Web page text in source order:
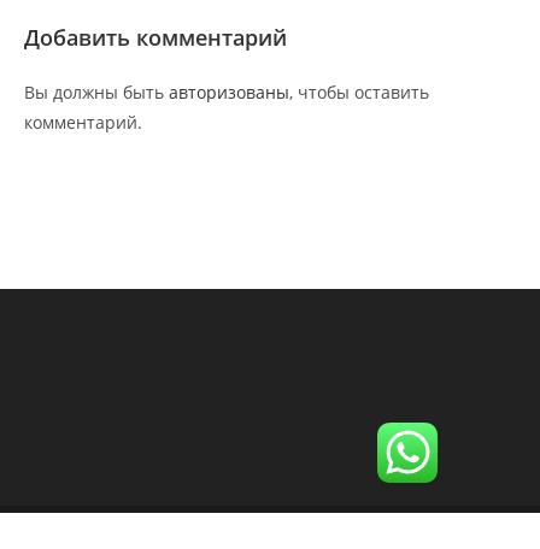
Добавить комментарий
Вы должны быть авторизованы, чтобы оставить
комментарий.